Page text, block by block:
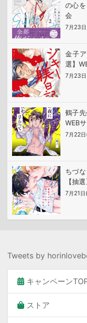
の心
会
7 月 23日
金子
選】
7 月 23日
鶴子
WEB
7 月 22日
ちづ
【抽
7 月 21 日
Tweets by
キャンペーン
ストア